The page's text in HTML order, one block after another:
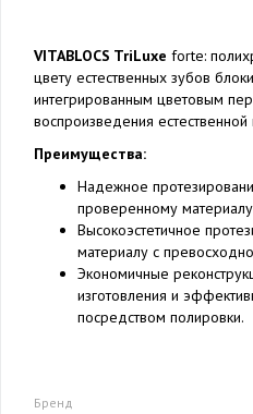
VITABLOCS TriLuxe forte:
цвету естественных зубов
интегрированным цветовым
воспроизведения естественной
Преимущества:
Надежное
проверенному
Высокоэстетичное
материалу с
Экономичные
изготовления и
посредством полировки.
Бренд